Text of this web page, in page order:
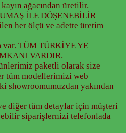
ağacından üretilir.
İLE DÖŞENEBİLİR
her ölçü ve adette üretim
var. TÜM TÜRKİYE YE
VARDIR.
paketli olarak size
tüm modellerimizi web
showroomumuzdan yakından
diğer tüm detaylar için müşteri
siparişlernizi telefonlada